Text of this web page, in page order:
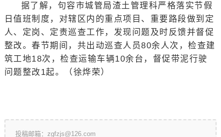
据了解，句容市城管局渣土管理科严格落实节假
日值班制度，对辖区内的重点项目、重要路段做到定
人、定岗、定责巡查工作，发现问题及时反馈并督促
整改。春节期间，共出动巡查人员80余人次，检查建
筑工地18次，检查运输车辆10余台，督促带泥行驶
问题整改1起。（ 徐烨荣）
投稿邮箱：zgfzjs@126.com